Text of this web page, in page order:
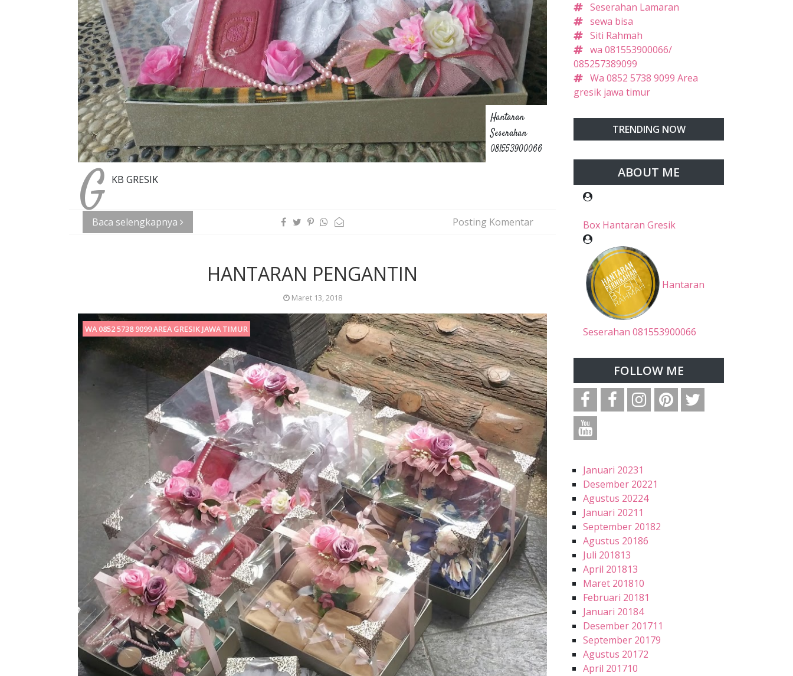
Hantaran
Seserahan
081553900066
G KB GRESIK
Baca selengkapnya Posting Komentar
HANTARAN PENGANTIN
Maret 13, 2018
WA 0852 5738 9099 AREA GRESIK JAWA TIMUR
Seserahan Lamaran
sewa bisa
Siti Rahmah
wa 081553900066/
085257389099
Wa 0852 5738 9099 Area
gresik jawa timur
TRENDING NOW
ABOUT ME
Box Hantaran Gresik
Hantaran
Seserahan 081553900066
FOLLOW ME
Januari 20231
Desember 20221
Agustus 20224
Januari 2021 1
September 20182
Agustus 20186
Juli 201813
April 201813
Maret 201810
Februari 20181
Januari 20184
Desember 201711
September 20179
Agustus 20172
April 201710